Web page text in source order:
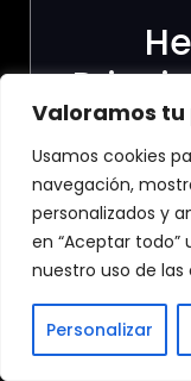
Valoramos
Usamos cookies
navegación,
personalizados y
en “Aceptar
nuestro uso de las
Personalizar
Meta ofrece
según su
entregan